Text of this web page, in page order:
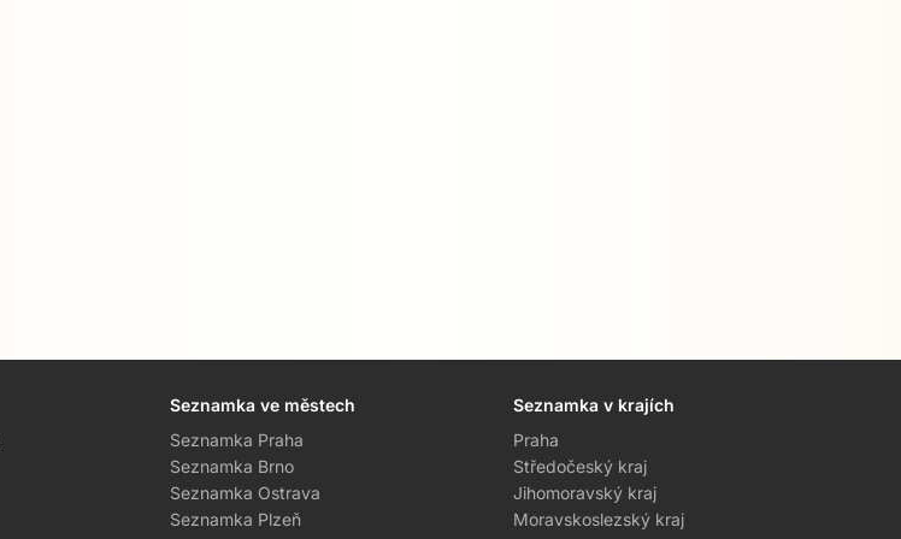
Seznamka ve městech
Seznamka Praha
Seznamka Brno
Seznamka Ostrava
Seznamka Plzeň
Seznamka v krajích
Praha
Středočeský kraj
Jihomoravský kraj
Moravskoslezský kraj